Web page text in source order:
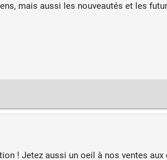
mais aussi les nouveautés et les
! Jetez aussi un oeil à nos ventes aux